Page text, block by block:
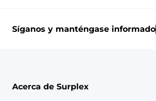
Síganos y manténgase informado
Acerca de Surplex